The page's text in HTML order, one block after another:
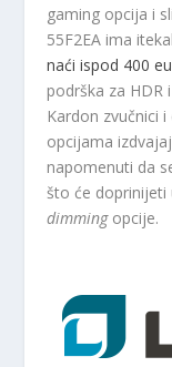
gaming opcija i
55F2EA ima
naći ispod 400
podrška za
Kardon zvučnici
opcijama
napomenuti da
što će
dimmingopcije.